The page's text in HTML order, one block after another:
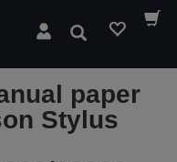
Hae
paper
Stylus